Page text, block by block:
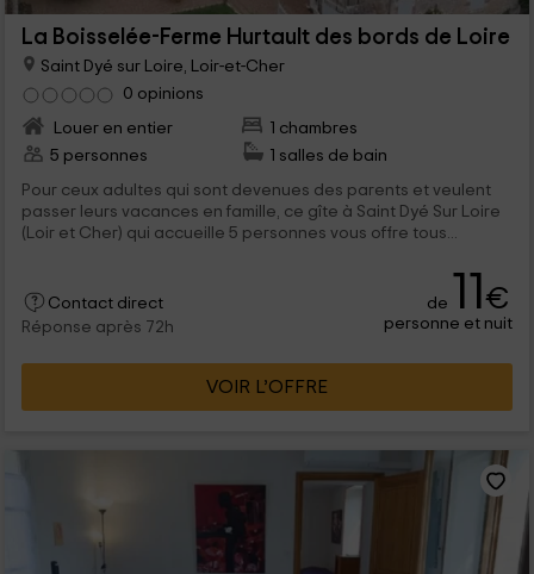
La Boisselée-Ferme Hurtault des bords de Loire
Saint Dyé sur Loire, Loir-et-Cher
0 opinions
Louer en entier
1 chambres
5 personnes
1 salles de bain
Pour ceux adultes qui sont devenues des parents et veulent
passer leurs vacances en famille, ce gîte à Saint Dyé Sur Loire
(Loir et Cher) qui accueille 5 personnes vous offre tous...
Contact direct
Réponse après 72h
de 11€
personne et nuit
VOIR L’OFFRE